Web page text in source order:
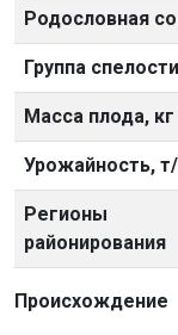
Родословная
Группа спелости
Масса плода, кг
Урожайность,
Регионы
районирования
Происхождение